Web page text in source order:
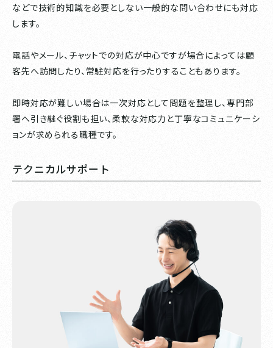
などで技術的知識を必要としない一般的な問い合わせにも対応
します。
電話やメール、チャットでの対応が中心ですが場合によっては顧
客先へ訪問したり、常駐対応を行ったりすることもあります。
即時対応が難しい場合は一次対応として問題を整理し、専門部
署へ引き継ぐ役割も担い、柔軟な対応力と丁寧なコミュニケーシ
ョンが求められる職種です。
テクニカルサポート